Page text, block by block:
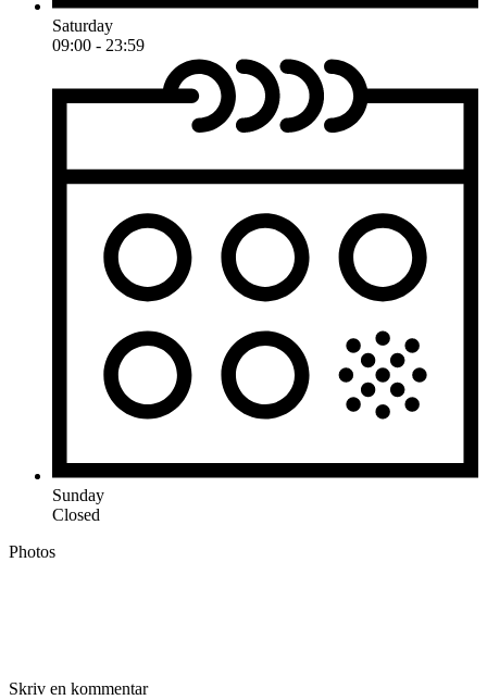
Saturday
09:00 - 23:59
Sunday
Closed
Photos
Skriv en kommentar